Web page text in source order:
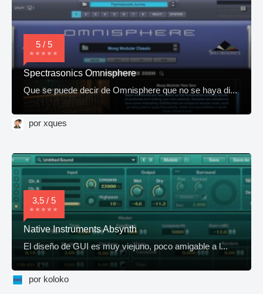
5 / 5
Spectrasonics Omnisphere
Que se puede decir de Omnisphere que no se haya di...
por xques
3,5 / 5
Native Instruments Absynth
El diseño de GUI es muy viejuno, poco amigable a l...
por koloko